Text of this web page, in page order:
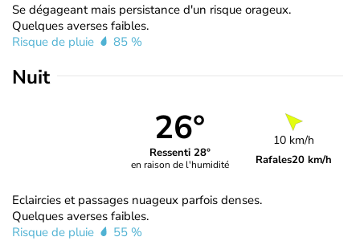
Se dégageant mais persistance d'un risque orageux.
Quelques averses faibles.
Risque de pluie
85 %
Nuit
26°
Ressenti 28°
en raison de l'humidité
10 km/h
Rafales20 km/h
Eclaircies et passages nuageux parfois denses.
Quelques averses faibles.
Risque de pluie
55 %